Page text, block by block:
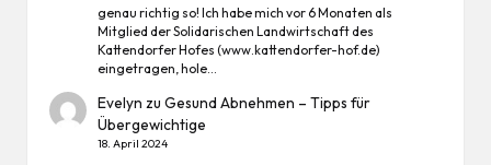
genau richtig so! Ich habe mich vor 6 Monaten als
Mitglied der Solidarischen Landwirtschaft des
Kattendorfer Hofes (www.kattendorfer-hof.de)
eingetragen, hole…
Evelyn zuGesund Abnehmen – Tipps für
Übergewichtige
18. April 2024